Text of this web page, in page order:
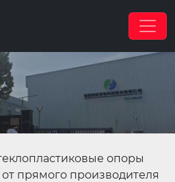
опоры
прямого производителя